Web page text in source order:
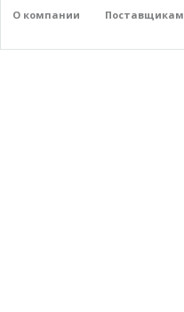
О компании Поставщикам